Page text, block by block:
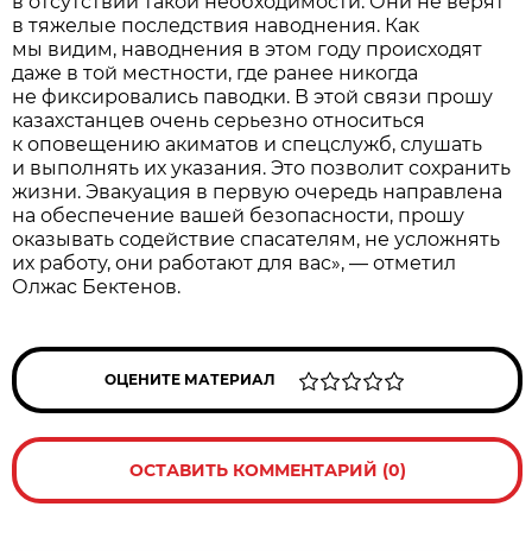
в тяжелые последствия наводнения. Как
мы видим, наводнения в этом году происходят
даже в той местности, где ранее никогда
не фиксировались паводки. В этой связи прошу
казахстанцев очень серьезно относиться
к оповещению акиматов и спецслужб, слушать
и выполнять их указания. Это позволит сохранить
жизни. Эвакуация в первую очередь направлена
на обеспечение вашей безопасности, прошу
оказывать содействие спасателям, не усложнять
их работу, они работают для вас», — отметил
Олжас Бектенов.
ОЦЕНИТЕ МАТЕРИАЛ
ОСТАВИТЬ КОММЕНТАРИЙ (0)